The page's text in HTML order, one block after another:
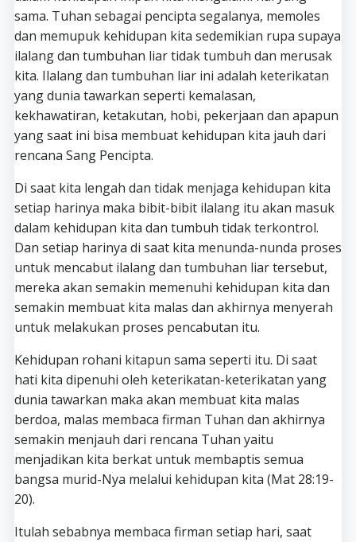
sama. Tuhan sebagai pencipta segalanya, memoles
dan memupuk kehidupan kita sedemikian rupa supaya
ilalang dan tumbuhan liar tidak tumbuh dan merusak
kita. Ilalang dan tumbuhan liar ini adalah keterikatan
yang dunia tawarkan seperti kemalasan,
kekhawatiran, ketakutan, hobi, pekerjaan dan apapun
yang saat ini bisa membuat kehidupan kita jauh dari
rencana Sang Pencipta.
Di saat kita lengah dan tidak menjaga kehidupan kita
setiap harinya maka bibit-bibit ilalang itu akan masuk
dalam kehidupan kita dan tumbuh tidak terkontrol.
Dan setiap harinya di saat kita menunda-nunda proses
untuk mencabut ilalang dan tumbuhan liar tersebut,
mereka akan semakin memenuhi kehidupan kita dan
semakin membuat kita malas dan akhirnya menyerah
untuk melakukan proses pencabutan itu.
Kehidupan rohani kitapun sama seperti itu. Di saat
hati kita dipenuhi oleh keterikatan-keterikatan yang
dunia tawarkan maka akan membuat kita malas
berdoa, malas membaca firman Tuhan dan akhirnya
semakin menjauh dari rencana Tuhan yaitu
menjadikan kita berkat untuk membaptis semua
bangsa murid-Nya melalui kehidupan kita (Mat 28:19-
20).
Itulah sebabnya membaca firman setiap hari, saat